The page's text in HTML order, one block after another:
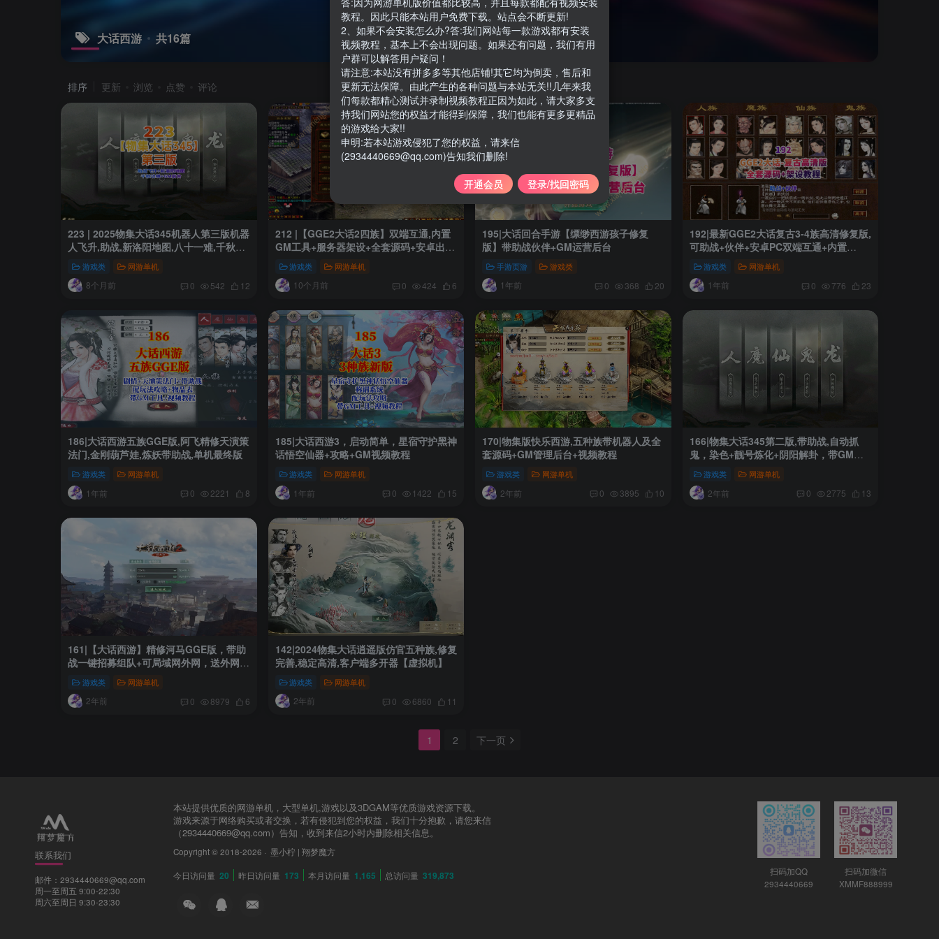
大话西游 共16篇
排序 更新 浏览 点赞 评论
223 | 2025物集大话345机器人第三版机器
人飞升,助战,新洛阳地图,八十一难,千秋功
游戏类 网游单机
8个月前 0 542 12
212 |【GGE2大话2四族】双端互通,内置
GM工具+服务器架设+全套源码+安卓出包
游戏类 网游单机
10个月前 0 424 6
195|大话回合手游【缥缈西游孩子修复
版】带助战伙伴+GM运营后台
手游页游 游戏类
1年前 0 368 20
192|最新GGE2大话复古3-4族高清修复版,
可助战+伙伴+安卓PC双端互通+内置
游戏类 网游单机
1年前 0 776 23
186|大话西游五族GGE版,阿飞精修天演策
法门,金刚葫芦娃,炼妖带助战,单机最终版
游戏类 网游单机
1年前 0 2221 8
185|大话西游3，启动简单，星宿守护黑神
话悟空仙器+攻略+GM视频教程
游戏类 网游单机
1年前 0 1422 15
170|物集版快乐西游,五种族带机器人及全
套源码+GM管理后台+视频教程
游戏类 网游单机
2年前 0 3895 10
166|物集大话345第二版,带助战,自动抓
鬼，染色+靓号炼化+阴阳解卦，带GM后
台 游戏类 网游单机
2年前 0 2775 13
161|【大话西游】精修河马GGE版，带助
战一键招募组队+可局域网外网，送外网架
游戏类 网游单机
2年前 0 8979 6
142|2024物集大话逍遥版仿官五种族,修复
完善,稳定高清,客户端多开器【虚拟机】
游戏类 网游单机
2年前 0 6860 11
1 2 下一页
联系我们
邮件：2934440669@qq.com
周一至周五 9:00-22:30
周六至周日 9:30-23:30
本站提供优质的网游单机，大型单机,游戏以及3DGAM等优质游戏资源下载。
游戏来源于网络购买或者交换，若有侵犯到您的权益，我们十分抱歉，请您来信
（2934440669@qq.com）告知，收到来信2小时内删除相关信息。
Copyright © 2018-2026 · 墨小柠 | 翔梦魔方
今日访问量 20 昨日访问量 173 本月访问量 1,165 总访问量 319,873
扫码加QQ
2934440669
扫码加微信
XMMF888999
教程。因此只能本站用户免费下载。站点会不断更新!
2、如果不会安装怎么办?答:我们网站每一款游戏都有安装
视频教程，基本上不会出现问题。如果还有问题，我们有用
户群可以解答用户疑问！
请注意:本站没有拼多多等其他店铺!其它均为倒卖，售后和
更新无法保障。由此产生的各种问题与本站无关!!几年来我
们每款都精心测试并录制视频教程正因为如此，请大家多支
持我们网站您的权益才能得到保障，我们也能有更多更精品
的游戏给大家!!
申明:若本站游戏侵犯了您的权益，请来信
(2934440669@qq.com)告知我们删除!
开通会员 登录/找回密码